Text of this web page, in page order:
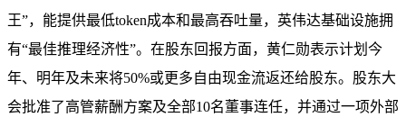
王”，能提供最低token成本和最高吞吐量，英伟达基础设施拥
有“最佳推理经济性”。在股东回报方面，黄仁勋表示计划今
年、明年及未来将50%或更多自由现金流返还给股东。股东大
会批准了高管薪酬方案及全部10名董事连任，并通过一项外部